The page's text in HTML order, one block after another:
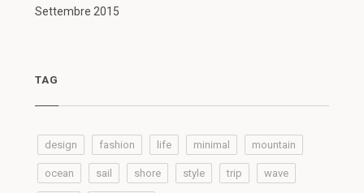
Settembre 2015
TAG
design fashion life minimal mountain
ocean sail shore style trip wave